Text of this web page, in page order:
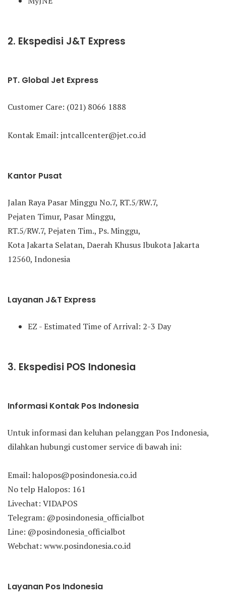
2. Ekspedisi J&T Express
PT. Global Jet Express
Customer Care: (021) 8066 1888
Kontak Email: jntcallcenter@jet.co.id
Kantor Pusat
Jalan Raya Pasar Minggu No.7, RT.5/RW.7,
Pejaten Timur, Pasar Minggu,
RT.5/RW.7, Pejaten Tim., Ps. Minggu,
Kota Jakarta Selatan, Daerah Khusus Ibukota Jakarta
12560, Indonesia
Layanan J&T Express
EZ - Estimated Time of Arrival: 2-3 Day
3. Ekspedisi POS Indonesia
Informasi Kontak Pos Indonesia
Untuk informasi dan keluhan pelanggan Pos Indonesia,
dilahkan hubungi customer service di bawah ini:
Email: halopos@posindonesia.co.id
No telp Halopos: 161
Livechat: VIDAPOS
Telegram: @posindonesia_officialbot
Line: @posindonesia_officialbot
Webchat: www.posindonesia.co.id
Layanan Pos Indonesia